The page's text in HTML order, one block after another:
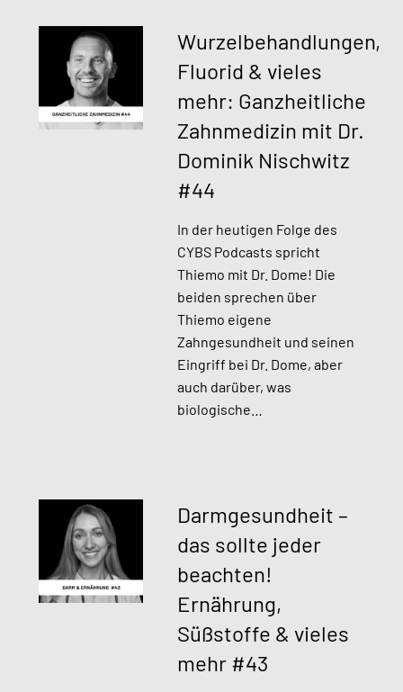
Wurzelbehandlungen,
Fluorid & vieles
mehr: Ganzheitliche
Zahnmedizin mit Dr.
Dominik Nischwitz
#44
In der heutigen Folge des
CYBS Podcasts spricht
Thiemo mit Dr. Dome! Die
beiden sprechen über
Thiemo eigene
Zahngesundheit und seinen
Eingriff bei Dr. Dome, aber
auch darüber, was
biologische…
Darmgesundheit –
das sollte jeder
beachten!
Ernährung,
Süßstoffe & vieles
mehr #43